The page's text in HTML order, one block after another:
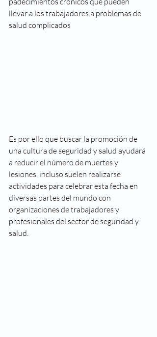
llevar a los trabajadores a problemas de
salud complicados
Es por ello que buscar la promoción de
una cultura de seguridad y salud ayudará
a reducir el número de muertes y
lesiones, incluso suelen realizarse
actividades para celebrar esta fecha en
diversas partes del mundo con
organizaciones de trabajadores y
profesionales del sector de seguridad y
salud.